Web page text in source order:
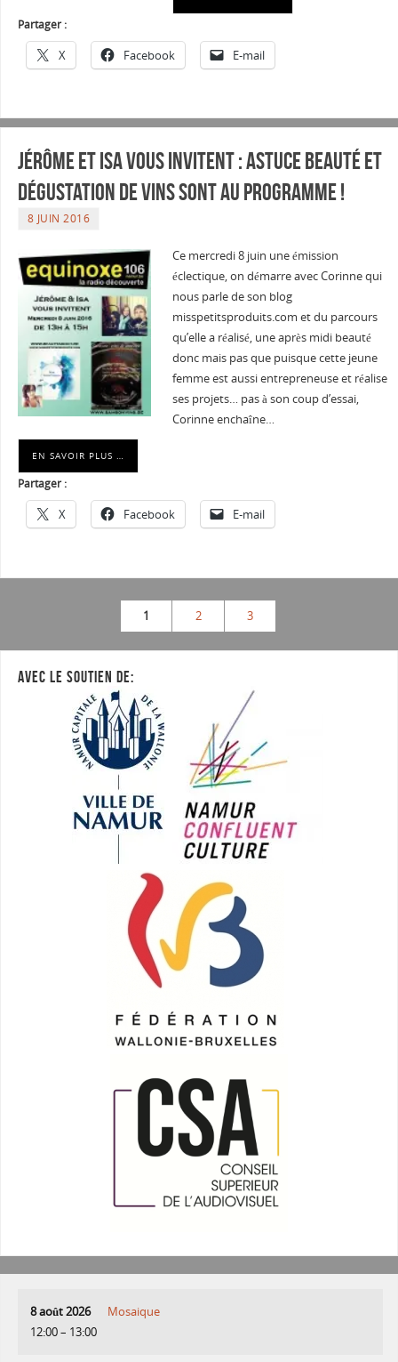
Partager :
X Facebook E-mail
Jérôme et Isa vous invitent : Astuce Beauté et
Dégustation de vins sont au programme !
8 JUIN 2016
Ce mercredi 8 juin une émission
éclectique, on démarre avec Corinne qui
nous parle de son blog
misspetitsproduits.com et du parcours
qu’elle a réalisé, une après midi beauté
donc mais pas que puisque cette jeune
femme est aussi entrepreneuse et réalise
ses projets… pas à son coup d’essai,
Corinne enchaîne…
EN SAVOIR PLUS …
Partager :
X Facebook E-mail
1 2 3
AVEC LE SOUTIEN DE:
8 août 2026
12:00– 13:00
Mosaique